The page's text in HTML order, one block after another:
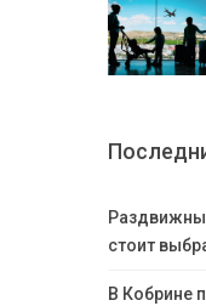
стоит
В Кобрине